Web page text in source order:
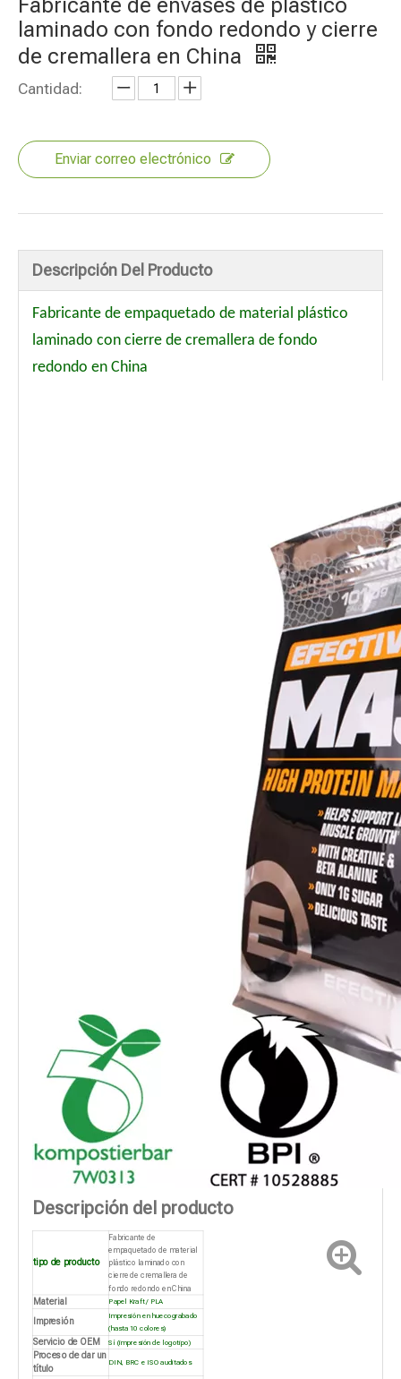
Fabricante de envases de plástico
laminado con fondo redondo y cierre
de cremallera en China
Cantidad:
Enviar correo electrónico
Descripción Del Producto
Fabricante de empaquetado de material plástico
laminado con cierre de cremallera de fondo
redondo en China
Descripción del producto
tipo de producto
Fabricante de
empaquetado de material
plástico laminado con
cierre de cremallera de
fondo redondo en China
Material Papel Kraft / PLA
Impresión
Impresión en huecograbado
(hasta 10 colores)
Servicio de OEM Sí (impresión de logotipo)
Proceso de dar un
título
DIN, BRC e ISO auditados